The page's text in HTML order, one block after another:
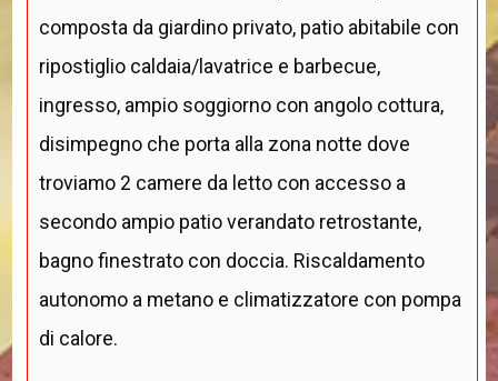
composta da giardino privato, patio abitabile con
ripostiglio caldaia/lavatrice e barbecue,
ingresso, ampio soggiorno con angolo cottura,
disimpegno che porta alla zona notte dove
troviamo 2 camere da letto con accesso a
secondo ampio patio verandato retrostante,
bagno finestrato con doccia. Riscaldamento
autonomo a metano e climatizzatore con pompa
di calore.